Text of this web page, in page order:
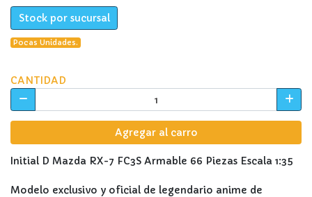
Stock por sucursal
Pocas Unidades.
CANTIDAD
Agregar al carro
Initial D Mazda RX-7 FC3S Armable 66 Piezas Escala 1:35
Modelo exclusivo y oficial de legendario anime de